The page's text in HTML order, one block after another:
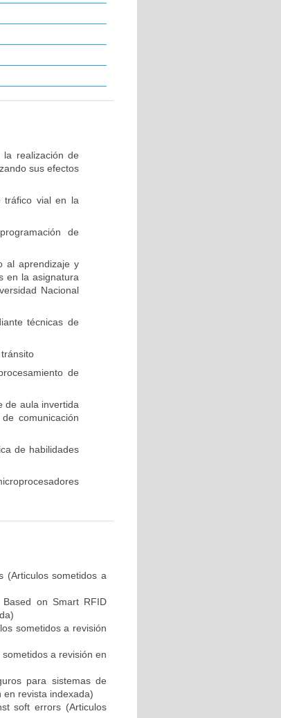
realización de
sus efectos
tráfico vial en la
de
al aprendizaje y
en la asignatura
Nacional
técnicas de
de
de aula invertida
comunicación
de habilidades
(Articulos sometidos a
Based on Smart RFID
sometidos a revisión
a revisión en
para sistemas de
revista indexada)
soft errors (Articulos